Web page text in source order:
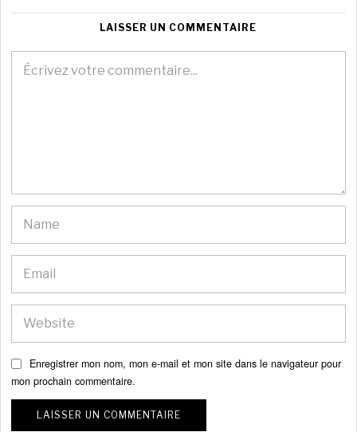
LAISSER UN COMMENTAIRE
Enregistrer mon nom, mon e-mail et mon site dans le navigateur pour
mon prochain commentaire.